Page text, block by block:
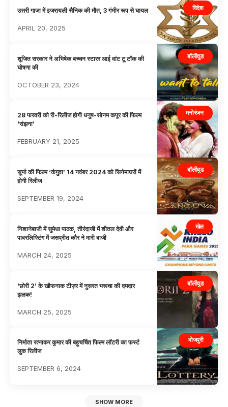
विदेश
उत्तरी गाजा में इजरायली सैनिक की मौत, 3 गंभीर रूप से घायल
APRIL 20, 2025
बॉलीवुड
शूजित सरकार ने अभिषेक बच्चन स्टारर आई वांट टू टॉक की
घोषणा की
OCTOBER 23, 2024
मनोरंजन
28 फरवरी को री-रिलीज होगी धनुष-सोनम कपूर की फिल्म
‘रांझना’
FEBRUARY 21, 2025
बॉलीवुड
सूर्या की फिल्म ‘कंगुवा’ 14 नवंबर 2024 को सिनेमाघरों में
होगी रिलीज
SEPTEMBER 19, 2024
खेल
निशानेबाजी में सुमेधा पाठक, तीरंदाजी में शीतल देवी और
पावरलिफ्टिंग में जसप्रीत कौर ने मारी बाजी
MARCH 24, 2025
बॉलीवुड
‘छोरी 2’ के खौफनाक टीज़र में नुसरत भरूचा की दमदार
झलक!
MARCH 25, 2025
भोजपुरी
निर्माता रत्नाकर कुमार की बहुचर्चित फिल्म लॉटरी का फर्स्ट
लुक रिलीज
SEPTEMBER 6, 2024
SHOW MORE